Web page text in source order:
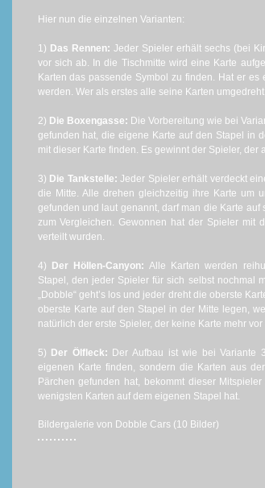
Hier nun die einzelnen Varianten:
1) Das Rennen: Jeder Spieler erhält sechs (bei
vor sich ab. In die Tischmitte wird eine Karte
Karten das passende Symbol zu finden. Hat er
werden. Wer als erstes alle seine Karten
2) Die Boxengasse: Die Vorbereitung wie bei
gefunden hat, die eigene Karte auf den Stapel in
mit dieser Karte finden. Es gewinnt der Spieler,
3) Die Tankstelle: Jeder Spieler erhält verdeckt
die Mitte. Alle drehen gleichzeitig ihre Karte um
gefunden und laut genannt, darf man die Karte
zum Vergleichen. Gewonnen hat der Spieler mit
verteilt wurden.
4) Der Höllen-Canyon:Alle Karten werden
Stapel, den jeder Spieler für sich selbst nochmal
„Dobble“ geht’s los und jeder dreht die oberste
oberste Karte auf den Stapel in der Mitte legen,
natürlich der erste Spieler, der keine Karte mehr
5) Der Ölfleck: Der Aufbau ist wie bei Variante
eigenen Karte finden, sondern die Karten aus
Pärchen gefunden hat, bekommt dieser
wenigsten Karten auf dem eigenen Stapel hat.
Bildergalerie von Dobble Cars (10 Bilder)